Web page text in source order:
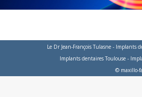
Le Dr Jean-François Tulasne- Implants
Implants dentaires Toulouse -
© maxillo-